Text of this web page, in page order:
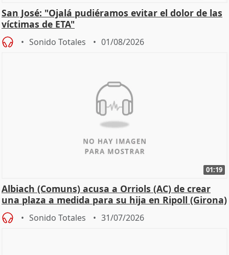
San José: "Ojalá pudiéramos evitar el dolor de las
víctimas de ETA"
Sonido Totales 01/08/2026
01:19
Albiach (Comuns) acusa a Orriols (AC) de crear
una plaza a medida para su hija en Ripoll (Girona)
Sonido Totales 31/07/2026